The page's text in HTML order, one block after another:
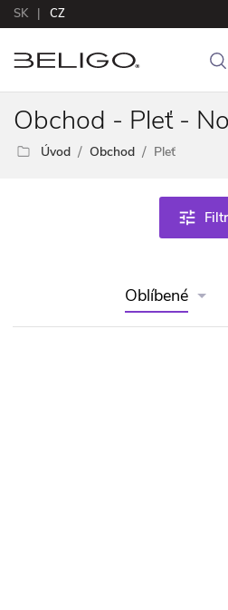
SK CZ
Obchod - Pleť -
Úvod Obchod Pleť
tune Filtr
Oblíbené